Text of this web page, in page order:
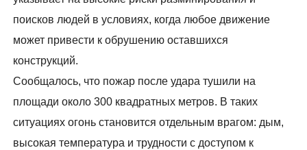
поисков людей в условиях, когда любое движение
может привести к обрушению оставшихся
конструкций.
Сообщалось, что пожар после удара тушили на
площади около 300 квадратных метров. В таких
ситуациях огонь становится отдельным врагом: дым,
высокая температура и трудности с доступом к